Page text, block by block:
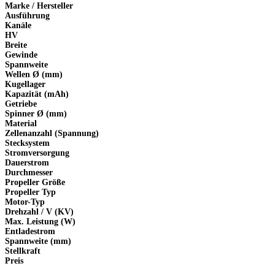
Marke / Hersteller
Ausführung
Kanäle
HV
Breite
Gewinde
Spannweite
Wellen Ø (mm)
Kugellager
Kapazität (mAh)
Getriebe
Spinner Ø (mm)
Material
Zellenanzahl (Spannung)
Stecksystem
Stromversorgung
Dauerstrom
Durchmesser
Propeller Größe
Propeller Typ
Motor-Typ
Drehzahl / V (KV)
Max. Leistung (W)
Entladestrom
Spannweite (mm)
Stellkraft
Preis